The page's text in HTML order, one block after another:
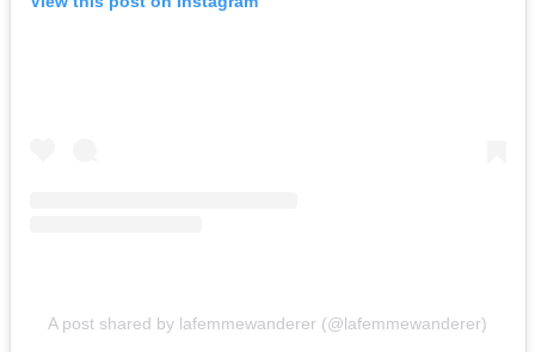
A post shared by lafemmewanderer (@lafemmewanderer)